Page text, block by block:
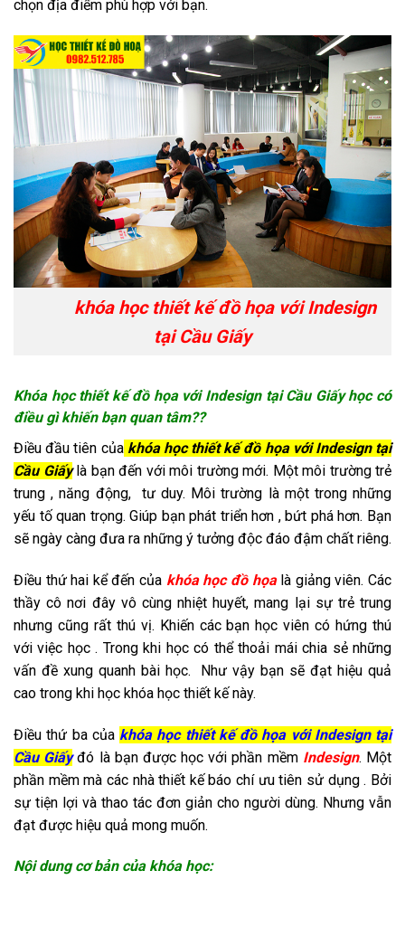
chọn địa điểm phù hợp với bạn.
khóa học thiết kế đồ họa với Indesign
tại Cầu Giấy
Khóa học thiết kế đồ họa với Indesign tại Cầu Giấy học có
điều gì khiến bạn quan tâm??
Điều đầu tiên củakhóa học thiết kế đồ họa với Indesign tại
Cầu Giấy là bạn đến với môi trường mới. Một môi trường trẻ
trung , năng động, tư duy. Môi trường là một trong những
yếu tố quan trọng. Giúp bạn phát triển hơn , bứt phá hơn. Bạn
sẽ ngày càng đưa ra những ý tưởng độc đáo đậm chất riêng.
Điều thứ hai kể đến của khóa học đồ họa là giảng viên. Các
thầy cô nơi đây vô cùng nhiệt huyết, mang lại sự trẻ trung
nhưng cũng rất thú vị. Khiến các bạn học viên có hứng thú
với việc học . Trong khi học có thể thoải mái chia sẻ những
vấn đề xung quanh bài học. Như vậy bạn sẽ đạt hiệu quả
cao trong khi học khóa học thiết kế này.
Điều thứ ba của khóa học thiết kế đồ họa với Indesign tại
Cầu Giấyđó là bạn được học với phần mềm Indesign. Một
phần mềm mà các nhà thiết kế báo chí ưu tiên sử dụng . Bởi
sự tiện lợi và thao tác đơn giản cho người dùng. Nhưng vẫn
đạt được hiệu quả mong muốn.
Nội dung cơ bản của khóa học: